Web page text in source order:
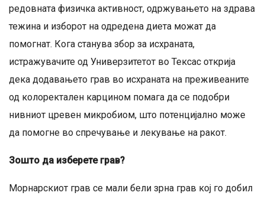
редовната физичка активност, одржувањето на здрава
тежина и изборот на одредена диета можат да
помогнат. Кога станува збор за исхраната,
истражувачите од Универзитетот во Тексас открија
дека додавањето грав во исхраната на преживеаните
од колоректален карцином помага да се подобри
нивниот цревен микробиом, што потенцијално може
да помогне во спречување и лекување на ракот.
Зошто да изберете грав?
Морнарскиот грав се мали бели зрна грав кој го добил